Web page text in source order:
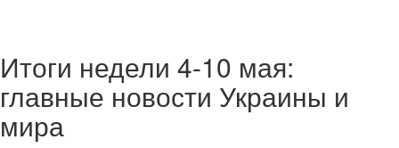
Итоги недели 4-10 мая:
главные новости Украины и
мира